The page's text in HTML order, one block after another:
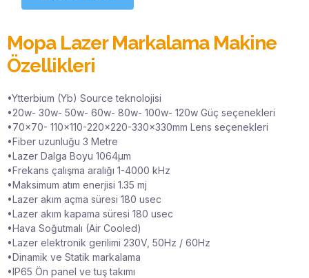
Mopa Lazer Markalama Makine
Özellikleri
•Ytterbium (Yb) Source teknolojisi
•20w- 30w- 50w- 60w- 80w- 100w- 120w Güç seçenekleri
•70×70- 110×110-220×220-330×330mm Lens seçenekleri
•Fiber uzunluğu 3 Metre
•Lazer Dalga Boyu 1064μm
•Frekans çalışma aralığı 1-4000 kHz
•Maksimum atım enerjisi 1.35 mj
•Lazer akım açma süresi 180 usec
•Lazer akım kapama süresi 180 usec
•Hava Soğutmalı (Air Cooled)
•Lazer elektronik gerilimi 230V, 50Hz / 60Hz
•Dinamik ve Statik markalama
•IP65 Ön panel ve tuş takımı